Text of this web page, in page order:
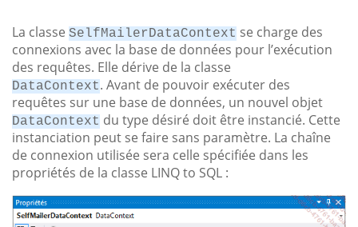
La classe SelfMailerDataContext se charge des
connexions avec la base de données pour l’exécution
des requêtes. Elle dérive de la classe
DataContext. Avant de pouvoir exécuter des
requêtes sur une base de données, un nouvel objet
DataContext du type désiré doit être instancié. Cette
instanciation peut se faire sans paramètre. La chaîne
de connexion utilisée sera celle spécifiée dans les
propriétés de la classe LINQ to SQL :